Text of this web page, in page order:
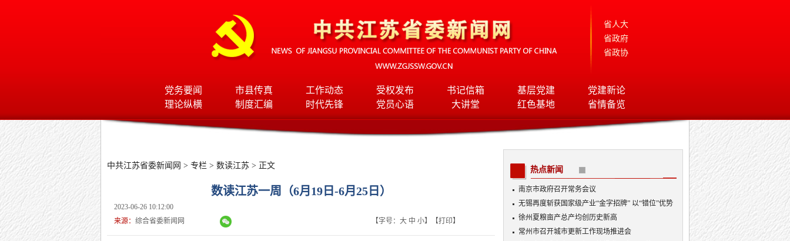
省人大
省政府
省政协
党务要闻 市县传真 工作动态 受权发布 书记信箱 基层党建
党建新论
理论纵横
制度汇编 时代先锋 党员心语 大讲堂 红色基地 省情备览
中共江苏省委新闻网 > 专栏 > 数读江苏 > 正文
数读江苏一周（6月19日-6月25日）
2023-06-26 10:12:00
来源： 综合省委新闻网 【字号： 大 中 小】【打印】
热点新闻
南京市政府召开常务会议
无锡再度斩获国家级产业“金字招牌” 以“错位”优势
入局AI顶层赛道
徐州夏粮亩产总产均创历史新高
常州市召开城市更新工作现场推进会